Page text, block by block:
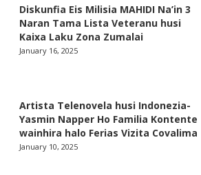
Diskunfia Eis Milisia MAHIDI Na’in 3
Naran Tama Lista Veteranu husi
Kaixa Laku Zona Zumalai
January 16, 2025
Artista Telenovela husi Indonezia-
Yasmin Napper Ho Familia Kontente
wainhira halo Ferias Vizita Covalima
January 10, 2025